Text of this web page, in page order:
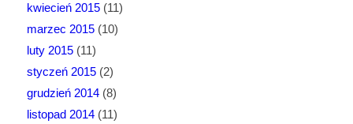
kwiecień 2015(11)
marzec 2015(10)
luty 2015(11)
styczeń 2015(2)
grudzień 2014(8)
listopad 2014(11)